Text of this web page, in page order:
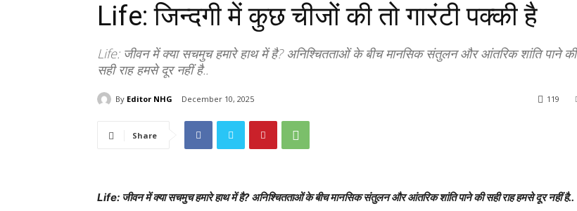
Life: जिन्दगी में कुछ चीजों की तो गारंटी पक्की है
Life: जीवन में क्या सचमुच हमारे हाथ में है? अनिश्चितताओं के बीच मानसिक संतुलन और आंतरिक शांति पाने की
सही राह हमसे दूर नहीं है..
By Editor NHG December 10, 2025 119
Share
Life: जीवन में क्या सचमुच हमारे हाथ में है? अनिश्चितताओं के बीच मानसिक संतुलन और आंतरिक शांति पाने की सही राह हमसे दूर नहीं है..